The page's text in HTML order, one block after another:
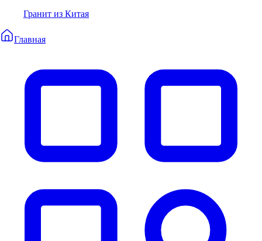
Гранит из Китая
Главная